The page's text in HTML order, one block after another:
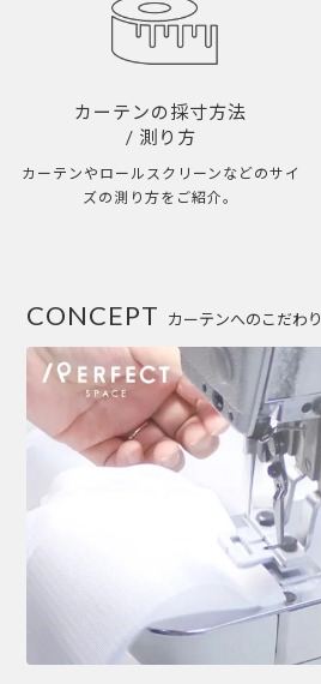
カーテンの採寸方法
/ 測り方
カーテンやロールスクリーンなどのサイ
ズの測り方をご紹介。
カーテンへのこだわり
CONCEPT